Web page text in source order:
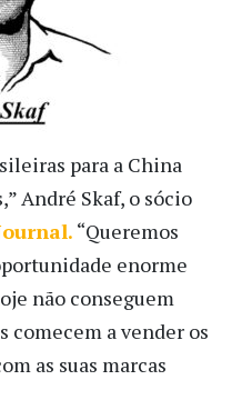
para a China
André Skaf, o sócio
“Queremos
enorme
não conseguem
comecem a vender os
as suas marcas